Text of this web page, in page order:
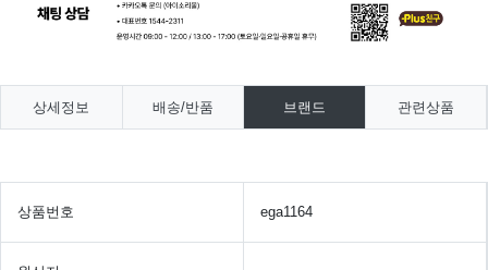
상세정보 배송/반품 브랜드 관련상품
상품번호 ega1164